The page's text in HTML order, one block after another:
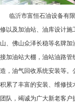
临沂市富恒石油设备有限
修以及加油站、油库设计
山、佛山众泽长稳等名牌
接加油站大棚，油站油路管
造，油气回收系统安装等。
积累了丰富的安装、维修技
团队，竭诚为广大新老客户